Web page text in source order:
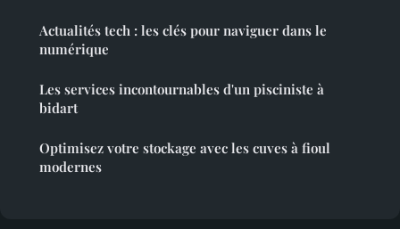
Actualités tech : les clés pour naviguer dans le
numérique
Les services incontournables d'un pisciniste à
bidart
Optimisez votre stockage avec les cuves à fioul
modernes